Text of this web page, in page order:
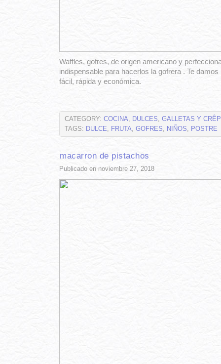
Waffles, gofres, de origen americano y
indispensable para hacerlos la gofrera . Te
fácil, rápida y económica.
CATEGORY: COCINA, DULCES, GALLETAS Y
TAGS: DULCE, FRUTA, GOFRES, NIÑOS, POSTRE
macarron de pistachos
Publicado en noviembre 27, 2018